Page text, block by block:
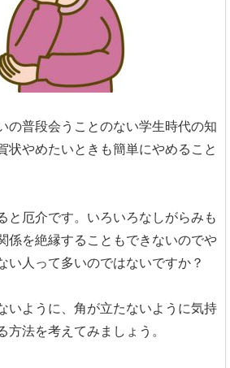
の普段会うことのない学生時代の知
状やめたいときも簡単にやめること
と厄介です。いろいろなしがらみも
係を絶縁することもできないのでや
い人って多いのではないですか？
いように、角が立たないように気持
方法を考えてみましょう。